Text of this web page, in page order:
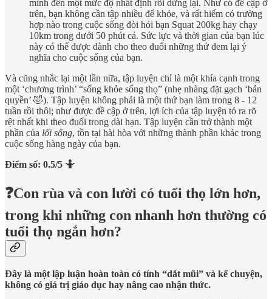
mình đến một mức độ nhất định rồi dừng lại. Như có đề cập ở
trên, bạn không cần tập nhiều để khỏe, và rất hiếm có trường
hợp nào trong cuộc sống đòi hỏi bạn Squat 200kg hay chạy
10km trong dưới 50 phút cả. Sức lực và thời gian của bạn lúc
này có thể được dành cho theo đuổi những thứ đem lại ý
nghĩa cho cuộc sống của bạn.
Và cũng nhắc lại một lần nữa, tập luyện chỉ là một khía cạnh trong
một ‘chương trình’ “sống khỏe sống thọ” (nhẹ nhàng đặt gạch ‘bản
quyền’ 🤣). Tập luyện không phải là một thứ bạn làm trong 8 - 12
tuần rồi thôi; như được đề cập ở trên, lợi ích của tập luyện tỏ ra rõ
rệt nhất khi theo đuổi trong dài hạn. Tập luyện cần trở thành một
phần của lối sống, tồn tại hài hòa với những thành phần khác trong
cuộc sống hàng ngày của bạn.
Điểm số: 0.5/5 🤷
❓Con rùa và con lười có tuổi thọ lớn hơn,
trong khi những con nhanh hơn thường có
tuổi thọ ngắn hơn?
Đây là một lập luận hoàn toàn có tính “dắt mũi” và kể chuyện,
không có giá trị giáo dục hay nâng cao nhận thức.